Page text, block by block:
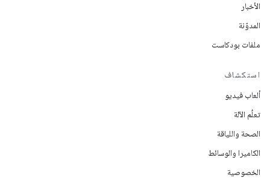
الأخبار
المدوّنة
ملفات بودكاست
استكشاف
ألعاب فيديو
تعلُم الآلة
الصحة واللياقة
الكاميرا والوسائط
الخصوصية